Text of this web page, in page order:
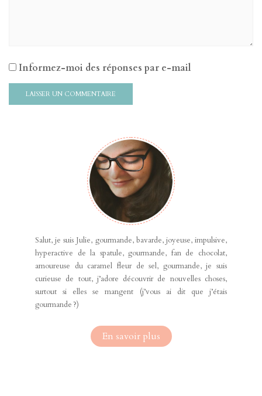
Informez-moi des réponses par e-mail
Salut, je suis Julie, gourmande, bavarde, joyeuse, impulsive,
hyperactive de la spatule, gourmande, fan de chocolat,
amoureuse du caramel fleur de sel, gourmande, je suis
curieuse de tout, j’adore découvrir de nouvelles choses,
surtout si elles se mangent (j’vous ai dit que j’étais
gourmande ?)
En savoir plus